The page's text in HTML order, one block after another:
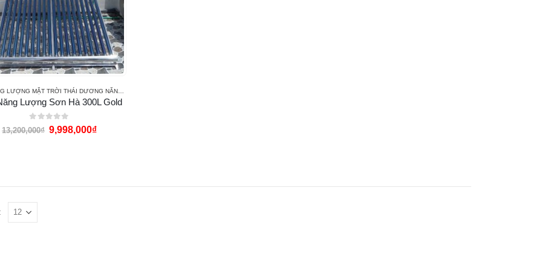
Lượng Sơn Hà 300L Gold
0out of 5
13,200,000₫ 9,998,000₫